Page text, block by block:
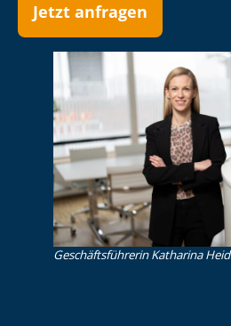
Jetzt anfragen
Ge­schäfts­füh­re­rin Katharina Heid